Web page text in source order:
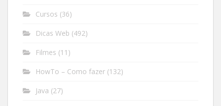
Cursos (36)
Dicas Web (492)
Filmes (11)
HowTo – Como fazer (132)
Java (27)